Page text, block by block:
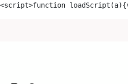
<script>function